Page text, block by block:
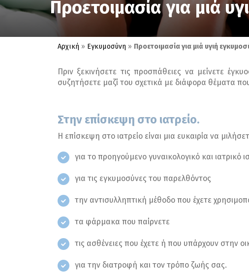
Προετοιμασία για μιά
Αρχική » Εγκυμοσύνη » Προετοιμασία για μιά υγιή
Πριν ξεκινήσετε τις προσπάθειες να μείνετε
συζητήσετε μαζί του σχετικά με διάφορα θέματα
Στην επίσκεψη στο ιατρείο.
Η επίσκεψη στο ιατρείο είναι μια ευκαιρία να
για το προηγούμενο γυναικολογικό και ιατρικό
για τις εγκυμοσύνες του παρελθόντος
την αντισυλληπτική μέθοδο που έχετε
τα φάρμακα που παίρνετε
τις ασθένειες που έχετε ή που υπάρχουν στην
για την διατροφή και τον τρόπο ζωής σας.